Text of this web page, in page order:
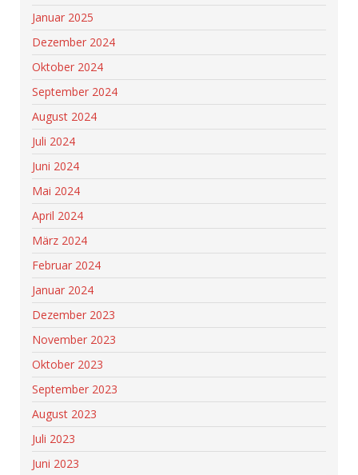
Januar 2025
Dezember 2024
Oktober 2024
September 2024
August 2024
Juli 2024
Juni 2024
Mai 2024
April 2024
März 2024
Februar 2024
Januar 2024
Dezember 2023
November 2023
Oktober 2023
September 2023
August 2023
Juli 2023
Juni 2023